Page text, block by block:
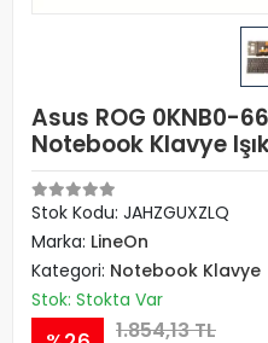
Asus ROG 0KNB0-
Notebook Klavye
Stok Kodu: JAHZGUXZLQ
Marka: LineOn
Kategori: Notebook Klavye
Stok: Stokta Var
1.854,13 TL